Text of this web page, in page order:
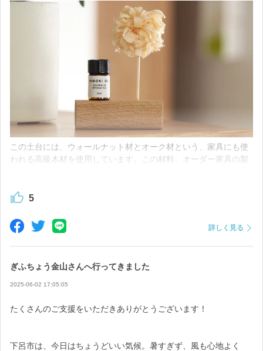
となっておりますので、ご確認いただけますと幸いです。（※数
量によって配送方法が変更となる場合もございます。）
梅雨のジメジメした季節ではありますが、ひのきのやさしい香り
で、少しでもリラックスしていただければ嬉しいです。
今後も進捗があり次第、こちらでご報告してまいります。
どうぞ引き続き、応援のほどよろしくお願いいたします！
発送は、本来はご購入から45日後までに…という予定だったので
すが、今のところ、少し早めにお届けできそうです！
今日は、第一弾として発送を行いました。順次発送しますので、
お届けまでもうしばらくお待ちくださいね。
この土台には、ウォールナット材とオーク材という、家具にも使
われる高級木材を使用しています。この材料、オーダー家具の製
5
詳しく見る
ぎふちょう金山さんへ行ってきました
2025-06-02 17:05:05
たくさんのご支援をいただきありがとうございます！
下呂市は、今日はちょうどいい気候。暑すぎず、風も心地よく